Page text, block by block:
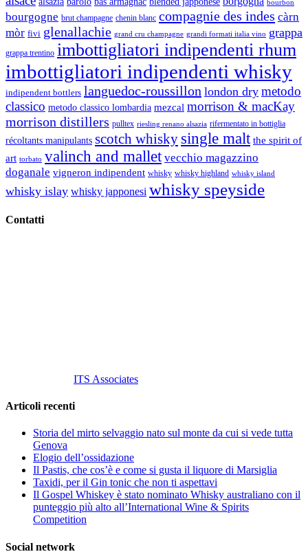
bourbon
bourgogne brut champagne chenin blanc compagnie des indes càrn
mòr fivi glenallachie grand cru champagne grandi formati italia vino grappa
grappa trentino imbottigliatori indipendenti rhum
imbottigliatori indipendenti whisky
indipendent bottlers languedoc-roussillon london dry metodo
classico metodo classico lombardia mezcal morrison & macKay
morrison distillers pulltex riesling renano alsazia rifermentato in bottiglia
récoltants manipulants scotch whisky single malt the spirit of
art torbato valinch and mallet vecchio magazzino
doganale vigneron indipendent whisky whisky highland whisky island
whisky islay whisky japponesi whisky speyside
Contatti
ITS Associates
Articoli recenti
Storia del mirto selvaggio nato sul monte da cui si vede tutta
Genova
Elogio dell’ossidazione
Il Pastis, che cos’è e come si gusta il liquore di Marsiglia
Taxidi, per il Gin tonic che non ti aspettavi
Il Gospel Whiskey è stato nominato Whisky australiano con il
punteggio più alto all’International Wine & Spirits
Competition
Social network